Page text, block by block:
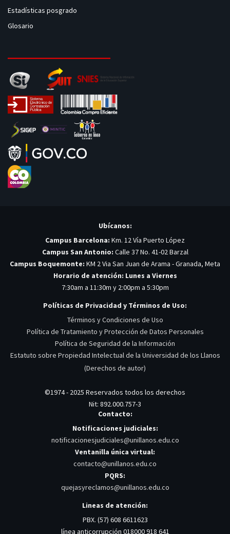
Estadísticas posgrado
Glosario
Ubícanos:
Campus Barcelona: Km. 12 Vía Puerto López
Campus San Antonio: Calle 37 No. 41-02 Barzal
Campus Boquemonte: KM 2 Via San Juan de Arama - Granada, Meta
Horario de atención: Lunes a Viernes
7:30am a 11:30m y 2:00pm a 5:30pm
Políticas de Privacidad y Términos de Uso:
Términos y Condiciones de Uso
Política de Tratamiento y Protección de Datos Personales
Política de Seguridad de la Información
Estatuto sobre Propiedad Intelectual de la Universidad de los Llanos
(Derechos de autor)
©1974 - 2025 Reservados todos los derechos
Nit: 892.000.757-3
Contacto:
Notificaciones judiciales:
notificacionesjudiciales@unillanos.edu.co
Ventanilla única virtual:
contacto@unillanos.edu.co
PQRS:
quejasyreclamos@unillanos.edu.co
Lineas de atención:
PBX. (57) 608 6611623
línea anticorrupción 018000 918 641